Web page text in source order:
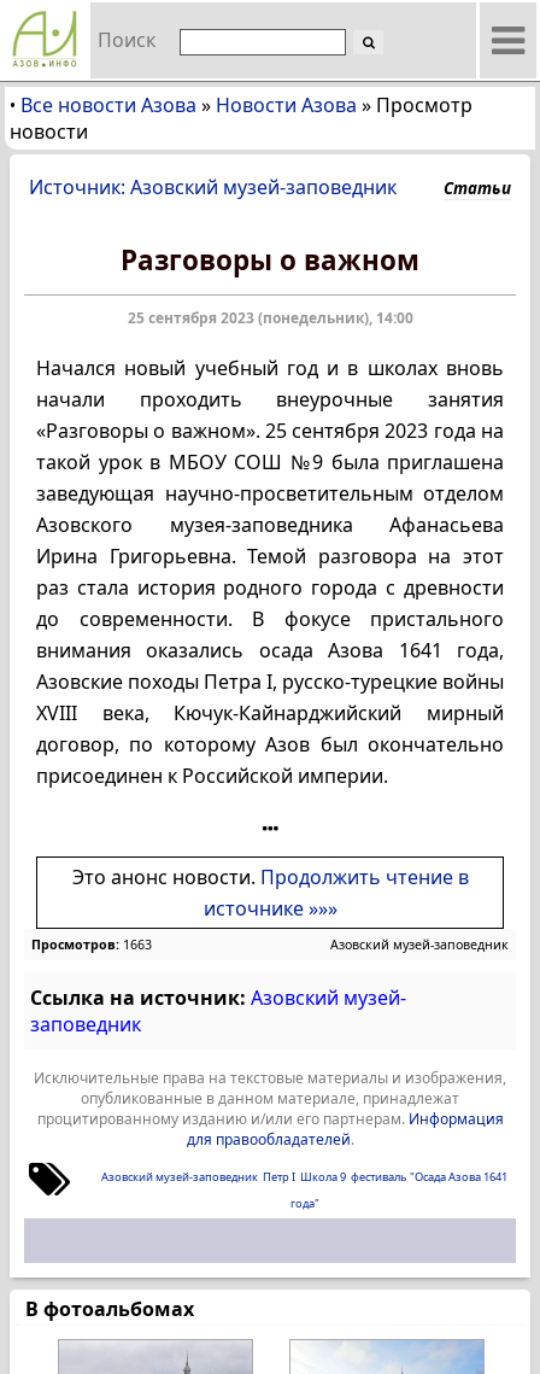
Поиск
• Все новости Азова » Новости Азова » Просмотр
новости
Источник: Азовский музей-заповедник Статьи
Разговоры о важном
25 сентября 2023 (понедельник), 14:00
Начался новый учебный год и в школах вновь
начали проходить внеурочные занятия
«Разговоры о важном». 25 сентября 2023 года на
такой урок в МБОУ СОШ №9 была приглашена
заведующая научно-просветительным отделом
Азовского музея-заповедника Афанасьева
Ирина Григорьевна. Темой разговора на этот
раз стала история родного города с древности
до современности. В фокусе пристального
внимания оказались осада Азова 1641 года,
Азовские походы Петра I, русско-турецкие войны
XVIII века, Кючук-Кайнарджийский мирный
договор, по которому Азов был окончательно
присоединен к Российской империи.
Это анонс новости. Продолжить чтение в
источнике »»»
Просмотров: 1663 Азовский музей-заповедник
Ссылка на источник: Азовский музей-
заповедник
Исключительные права на текстовые материалы и изображения,
опубликованные в данном материале, принадлежат
процитированному изданию и/или его партнерам. Информация
для правообладателей.
Азовский музей-заповедник Петр I Школа 9 фестиваль "Осада Азова 1641
года"
В фотоальбомах